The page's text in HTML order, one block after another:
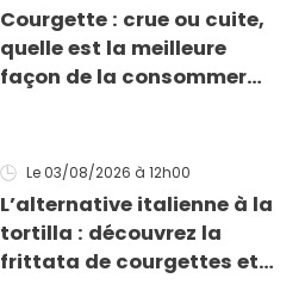
Courgette : crue ou cuite,
quelle est la meilleure
façon de la consommer
Le 03/08/2026 à 12h00
L’alternative italienne à la
tortilla : découvrez la
frittata de courgettes et